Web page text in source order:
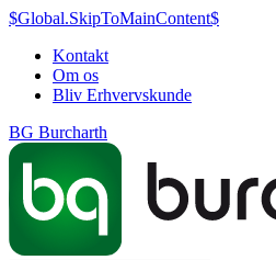
$Global.SkipToMainContent$
Kontakt
Om os
Bliv Erhvervskunde
BG Burcharth